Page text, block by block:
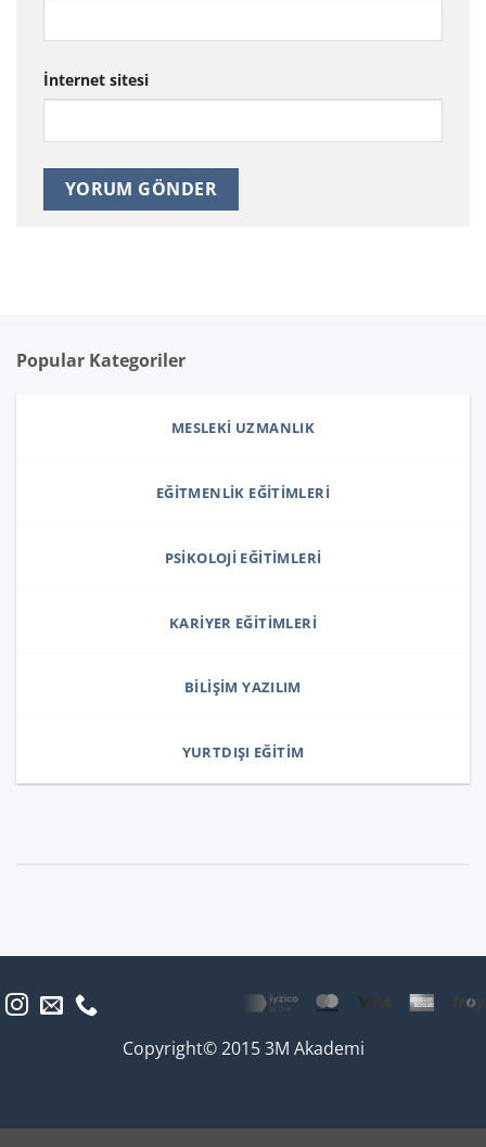
İnternet sitesi
Popular Kategoriler
MESLEKI UZMANLIK
EĞITMENLIK EĞITIMLERI
PSIKOLOJI EĞITIMLERI
KARIYER EĞITIMLERI
BILIŞIM YAZILIM
YURTDIŞI EĞITIM
Copyright© 2015 3M Akademi